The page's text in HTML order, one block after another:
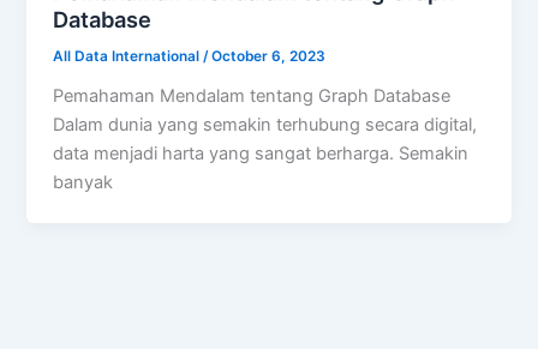
Database
All Data International/October 6, 2023
Pemahaman Mendalam tentang Graph Database
Dalam dunia yang semakin terhubung secara digital,
data menjadi harta yang sangat berharga. Semakin
banyak